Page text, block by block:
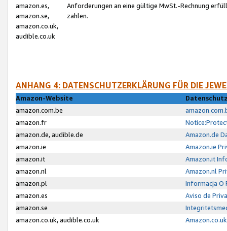
amazon.es,
amazon.se,
amazon.co.uk,
audible.co.uk
Anforderungen an eine gültige MwSt.-Rechnung
zahlen.
ANHANG 4: DATENSCHUTZERKLÄRUNG FÜR DIE
Amazon-Website
amazon.com.be
amazon.fr
amazon.de, audible.de
Amazon.de
amazon.ie
Amazon.ie
amazon.it
Amazon.it
amazon.nl
Amazon.nl
amazon.pl
Informacja O
amazon.es
Aviso de
amazon.se
amazon.co.uk, audible.co.uk